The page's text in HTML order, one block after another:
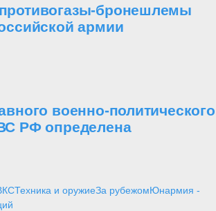
бронешлемы
армии
военно-политического
РФ определена
Техника и оружиеЗа рубежомЮнармия -